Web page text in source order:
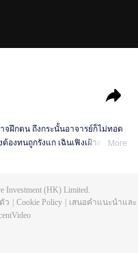
าจฝึกตน ถึงกระนั้นอาจารย์ก็ไม่ทอด
องทนถูกรังแก เฉินเฟิงเฝ้าสุสานอยู่
More
Investment (HK) Limited.
ว Cookie Policy
เสนอคำแนะนำและ